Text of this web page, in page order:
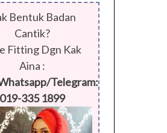
Bentuk Badan
Cantik?
Fitting Dgn Kak
Aina :
Telegram:
019-335 1899